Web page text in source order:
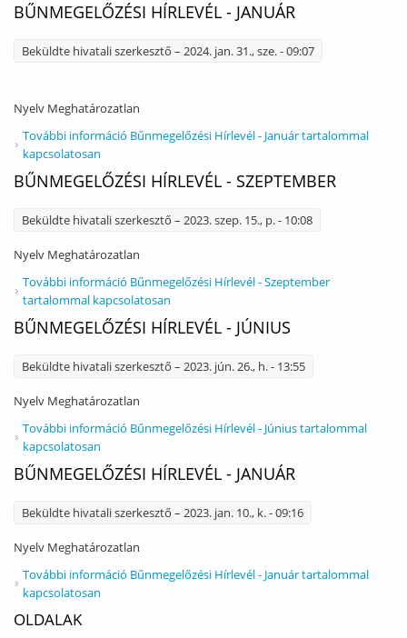
BŰNMEGELŐZÉSI HÍRLEVÉL - JANUÁR
Beküldte hivatali szerkesztő – 2024. jan. 31., sze. - 09:07
Nyelv Meghatározatlan
További információ Bűnmegelőzési Hírlevél - Január tartalommal
kapcsolatosan
BŰNMEGELŐZÉSI HÍRLEVÉL - SZEPTEMBER
Beküldte hivatali szerkesztő – 2023. szep. 15., p. - 10:08
Nyelv Meghatározatlan
További információ Bűnmegelőzési Hírlevél - Szeptember
tartalommal kapcsolatosan
BŰNMEGELŐZÉSI HÍRLEVÉL - JÚNIUS
Beküldte hivatali szerkesztő – 2023. jún. 26., h. - 13:55
Nyelv Meghatározatlan
További információ Bűnmegelőzési Hírlevél - Június tartalommal
kapcsolatosan
BŰNMEGELŐZÉSI HÍRLEVÉL - JANUÁR
Beküldte hivatali szerkesztő – 2023. jan. 10., k. - 09:16
Nyelv Meghatározatlan
További információ Bűnmegelőzési Hírlevél - Január tartalommal
kapcsolatosan
OLDALAK